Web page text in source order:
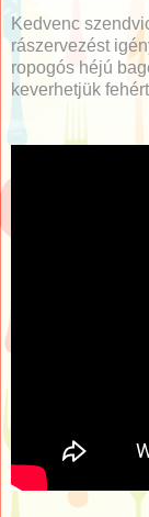
Kedvenc
rászervezést
ropogós héjú
keverhetjük